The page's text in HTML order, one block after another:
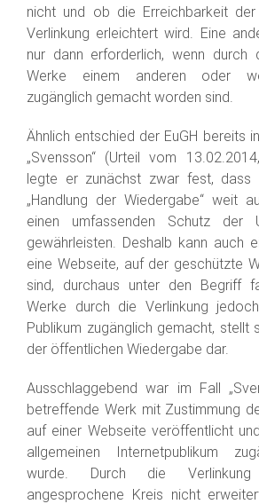
nicht und ob die Erreichbarkeit
Verlinkung erleichtert wird. Eine
nur dann erforderlich, wenn durch
Werke einem anderen oder
zugänglich gemacht worden sind.
Ähnlich entschied der EuGH bereits
„Svensson“ (Urteil vom
legte er zunächst zwar fest, dass
„Handlung der Wiedergabe“ weit
einen umfassenden Schutz der
gewährleisten. Deshalb kann auch
eine Webseite, auf der geschützte
sind, durchaus unter den Begriff
Werke durch die Verlinkung
Publikum zugänglich gemacht, stellt
der öffentlichen Wiedergabe dar.
Ausschlaggebend war im Fall
betreffende Werk mit Zustimmung
auf einer Webseite veröffentlicht
allgemeinen Internetpublikum
wurde. Durch die
angesprochene Kreis nicht